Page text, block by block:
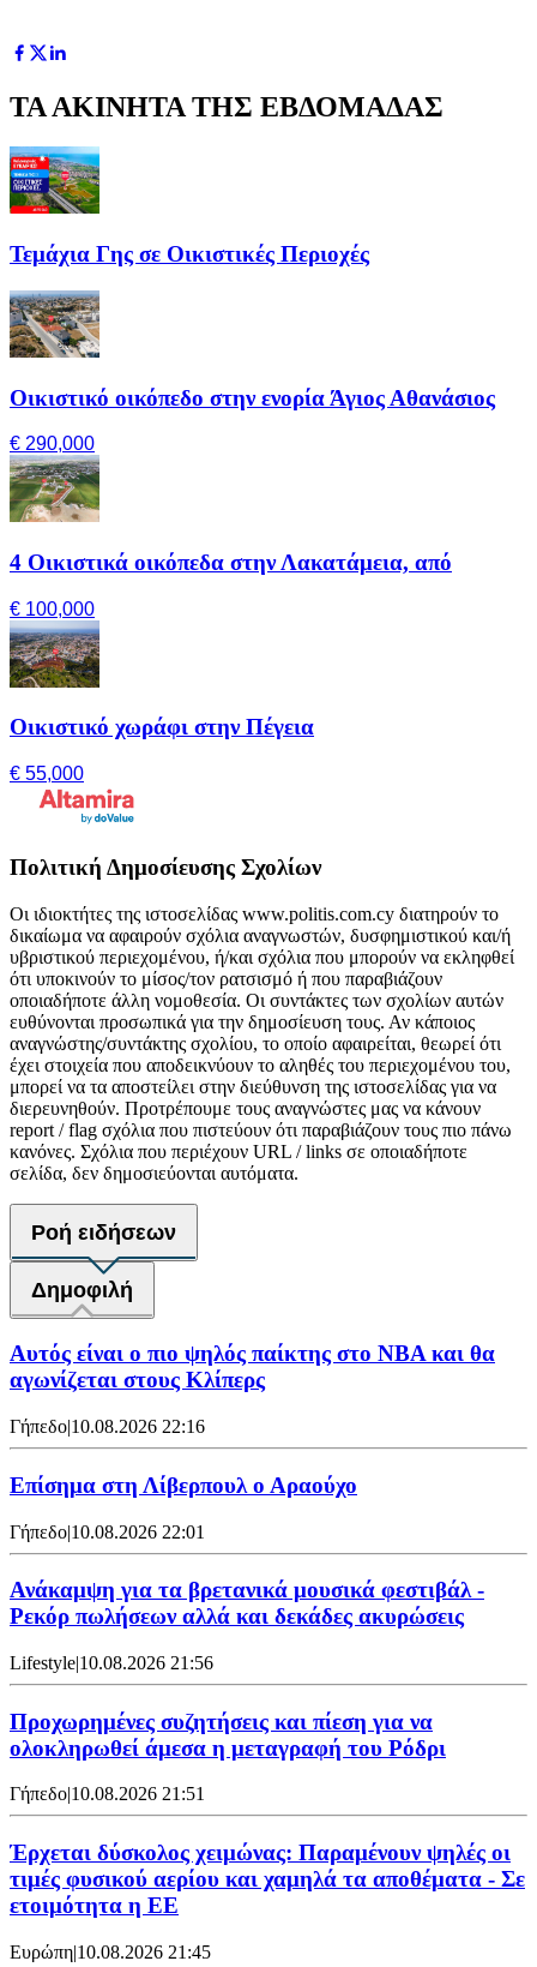
ΤΑ ΑΚΙΝΗΤΑ ΤΗΣ ΕΒΔΟΜΑΔΑΣ
Τεμάχια Γης σε Οικιστικές Περιοχές
Οικιστικό οικόπεδο στην ενορία Άγιος Αθανάσιος
€ 290,000
4 Οικιστικά οικόπεδα στην Λακατάμεια, από
€ 100,000
Οικιστικό χωράφι στην Πέγεια
€ 55,000
Πολιτική Δημοσίευσης Σχολίων
Οι ιδιοκτήτες της ιστοσελίδας www.politis.com.cy διατηρούν το
δικαίωμα να αφαιρούν σχόλια αναγνωστών, δυσφημιστικού και/ή
υβριστικού περιεχομένου, ή/και σχόλια που μπορούν να εκληφθεί
ότι υποκινούν το μίσος/τον ρατσισμό ή που παραβιάζουν
οποιαδήποτε άλλη νομοθεσία. Οι συντάκτες των σχολίων αυτών
ευθύνονται προσωπικά για την δημοσίευση τους. Αν κάποιος
αναγνώστης/συντάκτης σχολίου, το οποίο αφαιρείται, θεωρεί ότι
έχει στοιχεία που αποδεικνύουν το αληθές του περιεχομένου του,
μπορεί να τα αποστείλει στην διεύθυνση της ιστοσελίδας για να
διερευνηθούν. Προτρέπουμε τους αναγνώστες μας να κάνουν
report / flag σχόλια που πιστεύουν ότι παραβιάζουν τους πιο πάνω
κανόνες. Σχόλια που περιέχουν URL / links σε οποιαδήποτε
σελίδα, δεν δημοσιεύονται αυτόματα.
Ροή ειδήσεων
Δημοφιλή
Αυτός είναι ο πιο ψηλός παίκτης στο NBA και θα
αγωνίζεται στους Κλίπερς
Γήπεδο|10.08.2026 22:16
Επίσημα στη Λίβερπουλ ο Αραούχο
Γήπεδο|10.08.2026 22:01
Ανάκαμψη για τα βρετανικά μουσικά φεστιβάλ -
Ρεκόρ πωλήσεων αλλά και δεκάδες ακυρώσεις
Lifestyle|10.08.2026 21:56
Προχωρημένες συζητήσεις και πίεση για να
ολοκληρωθεί άμεσα η μεταγραφή του Ρόδρι
Γήπεδο|10.08.2026 21:51
Έρχεται δύσκολος χειμώνας: Παραμένουν ψηλές οι
τιμές φυσικού αερίου και χαμηλά τα αποθέματα - Σε
ετοιμότητα η ΕΕ
Ευρώπη|10.08.2026 21:45